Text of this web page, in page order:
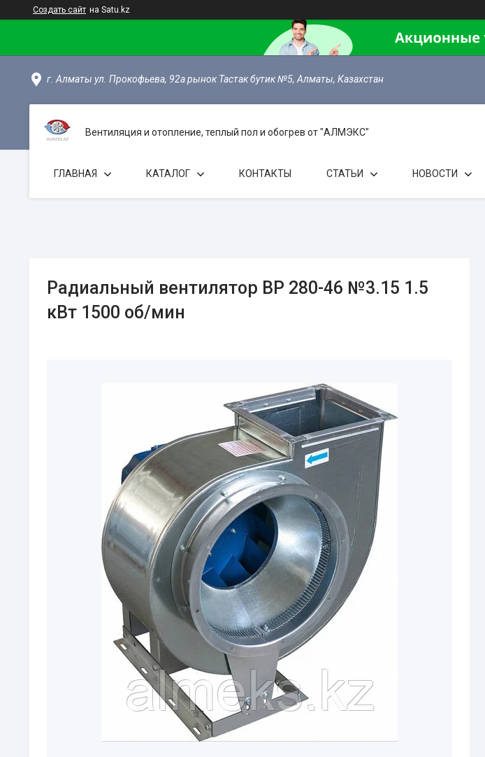
Создать сайт на Satu.kz
г. Алматы ул. Прокофьева, 92а рынок Тастак бутик №5, Алматы, Казахстан
Вентиляция и отопление, теплый пол и обогрев от "АЛМЭКС"
ГЛАВНАЯ КАТАЛОГ КОНТАКТЫ СТАТЬИ НОВОСТИ
Радиальный вентилятор ВР 280-46 №3.15 1.5
кВт 1500 об/мин